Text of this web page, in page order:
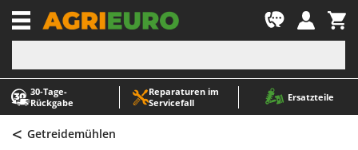
30‑Tage-
Rückgabe
Reparaturen im
Servicefall
Ersatzteile
-1
A
Abbeermaschinen - Traubenmühlen
Abfüllgeräte
A
ABAC
AgriEuro Premium
< Getreidemühlen